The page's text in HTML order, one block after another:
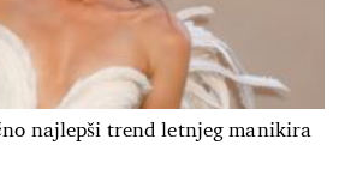
najlepši trend letnjeg manikira